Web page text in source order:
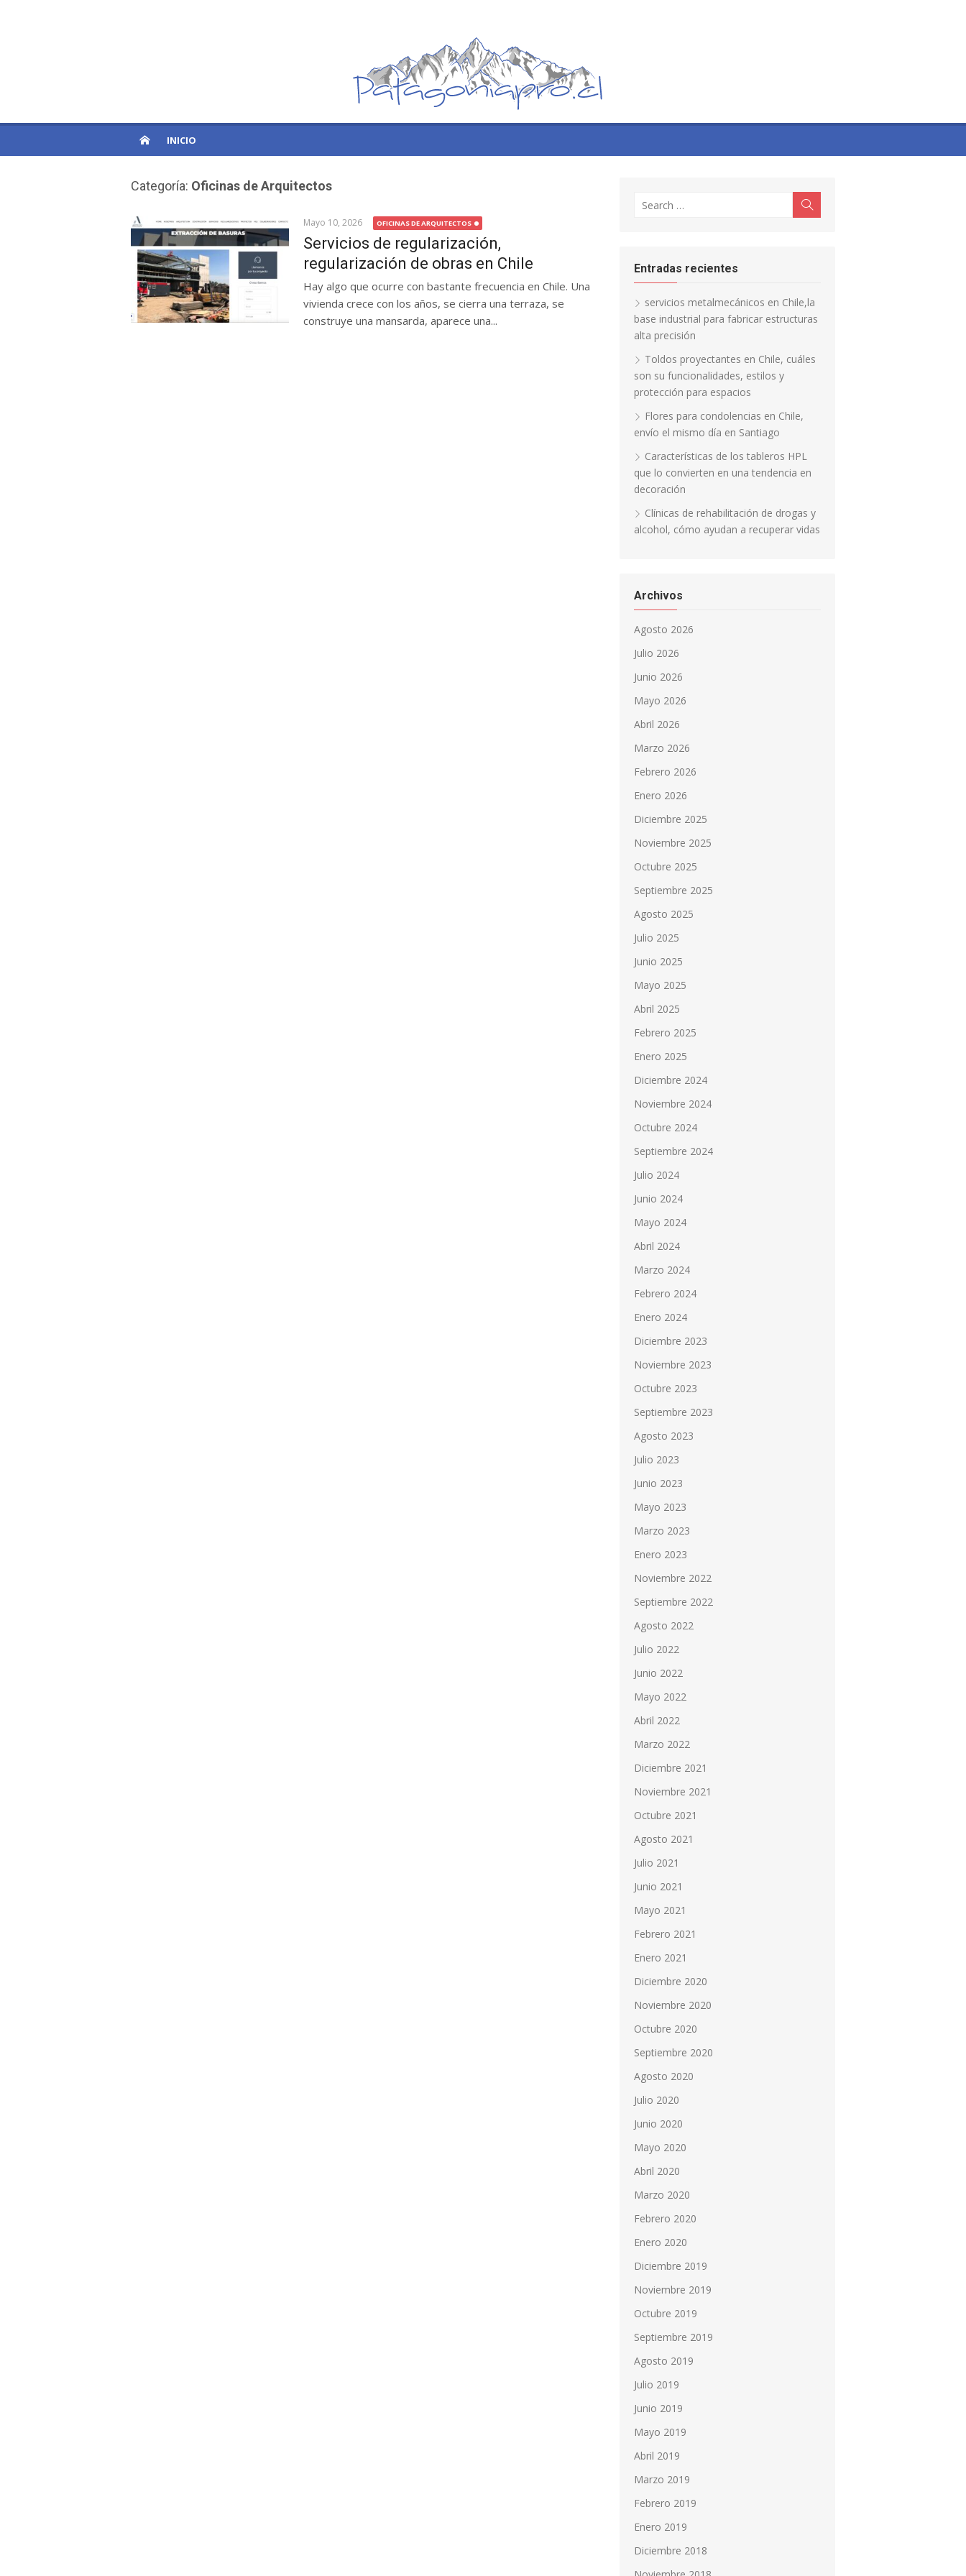
INICIO
Categoría: Oficinas de Arquitectos
Mayo 10, 2026 OFICINAS DE ARQUITECTOS
Servicios de regularización,
regularización de obras en Chile
Hay algo que ocurre con bastante frecuencia en Chile. Una
vivienda crece con los años, se cierra una terraza, se
construye una mansarda, aparece una...
for:
Entradas recientes
servicios metalmecánicos en Chile,la
base industrial para fabricar estructuras
alta precisión
Toldos proyectantes en Chile, cuáles
son su funcionalidades, estilos y
protección para espacios
Flores para condolencias en Chile,
envío el mismo día en Santiago
Características de los tableros HPL
que lo convierten en una tendencia en
decoración
Clínicas de rehabilitación de drogas y
alcohol, cómo ayudan a recuperar vidas
Archivos
Agosto 2026
Julio 2026
Junio 2026
Mayo 2026
Abril 2026
Marzo 2026
Febrero 2026
Enero 2026
Diciembre 2025
Noviembre 2025
Octubre 2025
Septiembre 2025
Agosto 2025
Julio 2025
Junio 2025
Mayo 2025
Abril 2025
Febrero 2025
Enero 2025
Diciembre 2024
Noviembre 2024
Octubre 2024
Septiembre 2024
Julio 2024
Junio 2024
Mayo 2024
Abril 2024
Marzo 2024
Febrero 2024
Enero 2024
Diciembre 2023
Noviembre 2023
Octubre 2023
Septiembre 2023
Agosto 2023
Julio 2023
Junio 2023
Mayo 2023
Marzo 2023
Enero 2023
Noviembre 2022
Septiembre 2022
Agosto 2022
Julio 2022
Junio 2022
Mayo 2022
Abril 2022
Marzo 2022
Diciembre 2021
Noviembre 2021
Octubre 2021
Agosto 2021
Julio 2021
Junio 2021
Mayo 2021
Febrero 2021
Enero 2021
Diciembre 2020
Noviembre 2020
Octubre 2020
Septiembre 2020
Agosto 2020
Julio 2020
Junio 2020
Mayo 2020
Abril 2020
Marzo 2020
Febrero 2020
Enero 2020
Diciembre 2019
Noviembre 2019
Octubre 2019
Septiembre 2019
Agosto 2019
Julio 2019
Junio 2019
Mayo 2019
Abril 2019
Marzo 2019
Febrero 2019
Enero 2019
Diciembre 2018